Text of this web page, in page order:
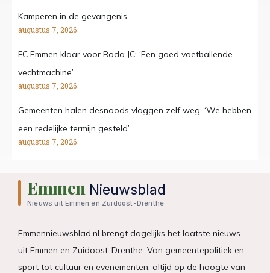
Kamperen in de gevangenis
augustus 7, 2026
FC Emmen klaar voor Roda JC: ‘Een goed voetballende
vechtmachine’
augustus 7, 2026
Gemeenten halen desnoods vlaggen zelf weg. ‘We hebben
een redelijke termijn gesteld’
augustus 7, 2026
Emmen Nieuwsblad
Nieuws uit Emmen en Zuidoost-Drenthe
Emmennieuwsblad.nl brengt dagelijks het laatste nieuws
uit Emmen en Zuidoost-Drenthe. Van gemeentepolitiek en
sport tot cultuur en evenementen: altijd op de hoogte van